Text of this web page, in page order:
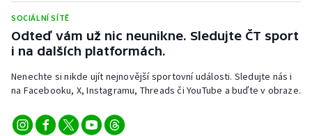
SOCIÁLNÍ SÍTĚ
Odteď vám už nic neunikne. Sledujte ČT sport
i na dalších platformách.
Nenechte si nikde ujít nejnovější sportovní události. Sledujte nás i
na Facebooku, X, Instagramu, Threads či YouTube a buďte v obraze.